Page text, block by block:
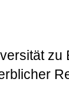
zu